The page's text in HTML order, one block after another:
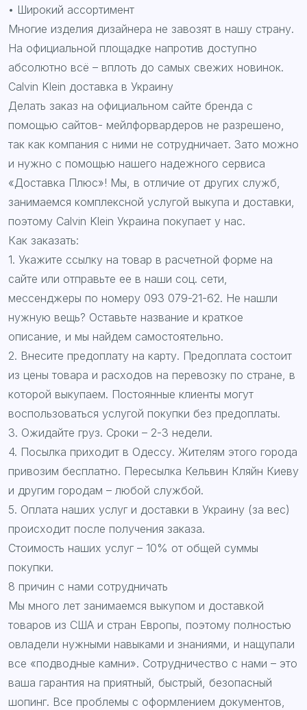
• Широкий ассортимент
Многие изделия дизайнера не завозят в нашу страну.
На официальной площадке напротив доступно
абсолютно всё – вплоть до самых свежих новинок.
Calvin Klein доставка в Украину
Делать заказ на официальном сайте бренда с
помощью сайтов- мейлфорвардеров не разрешено,
так как компания с ними не сотрудничает. Зато можно
и нужно с помощью нашего надежного сервиса
«Доставка Плюс»! Мы, в отличие от других служб,
занимаемся комплексной услугой выкупа и доставки,
поэтому Calvin Klein Украина покупает у нас.
Как заказать:
1. Укажите ссылку на товар в расчетной форме на
сайте или отправьте ее в наши соц. сети,
мессенджеры по номеру 093 079-21-62. Не нашли
нужную вещь? Оставьте название и краткое
описание, и мы найдем самостоятельно.
2. Внесите предоплату на карту. Предоплата состоит
из цены товара и расходов на перевозку по стране, в
которой выкупаем. Постоянные клиенты могут
воспользоваться услугой покупки без предоплаты.
3. Ожидайте груз. Сроки – 2-3 недели.
4. Посылка приходит в Одессу. Жителям этого города
привозим бесплатно. Пересылка Кельвин Кляйн Киеву
и другим городам – любой службой.
5. Оплата наших услуг и доставки в Украину (за вес)
происходит после получения заказа.
Стоимость наших услуг – 10% от общей суммы
покупки.
8 причин с нами сотрудничать
Мы много лет занимаемся выкупом и доставкой
товаров из США и стран Европы, поэтому полностью
овладели нужными навыками и знаниями, и нащупали
все «подводные камни». Сотрудничество с нами – это
ваша гарантия на приятный, быстрый, безопасный
шопинг. Все проблемы с оформлением документов,